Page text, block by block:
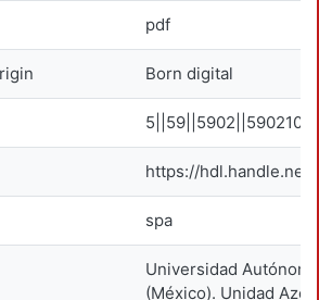
pdf
Born digital
5||59||5902||590210
https://hdl.handle.net/
spa
Universidad
(México). Unidad